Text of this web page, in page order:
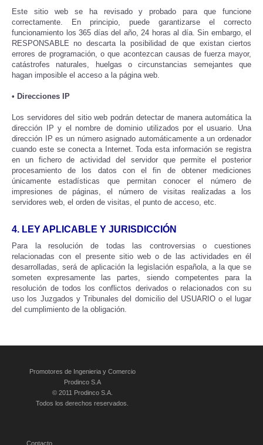
Este sitio web se ha revisado y probado para que funcione
correctamente. En principio, puede garantizarse el correcto
funcionamiento los 365 días del año, 24 horas al día. Sin embargo, el
RESPONSABLE no descarta la posibilidad de que existan ciertos
errores de programación, o que acontezcan causas de fuerza mayor,
catástrofes naturales, huelgas o circunstancias semejantes que
hagan imposible el acceso a la página web.
• Direcciones IP
Los servidores del sitio web podrán detectar de manera automática la
dirección IP y el nombre de dominio utilizados por el usuario. Una
dirección IP es un número asignado automáticamente a un ordenador
cuando este se conecta a Internet. Toda esta información se registra
en un fichero de actividad del servidor que permite el posterior
procesamiento de los datos con el fin de obtener mediciones
únicamente estadísticas que permitan conocer el número de
impresiones de páginas, el número de visitas realizadas a los
servidores web, el orden de visitas, el punto de acceso, etc.
4. LEY APLICABLE Y JURISDICCIÓN
Para la resolución de todas las controversias o cuestiones
relacionadas con el presente sitio web o de las actividades en él
desarrolladas, será de aplicación la legislación española, a la que se
someten expresamente las partes, siendo competentes para la
resolución de todos los conflictos derivados o relacionados con su
uso los Juzgados y Tribunales del domicilio del USUARIO o el lugar
del cumplimiento de la obligación.
Promotores de Ingenieria y Comercio
Prodinco S.A
© 2011 Prodinco S.A.
Todos los derechos reservados.
Contacto